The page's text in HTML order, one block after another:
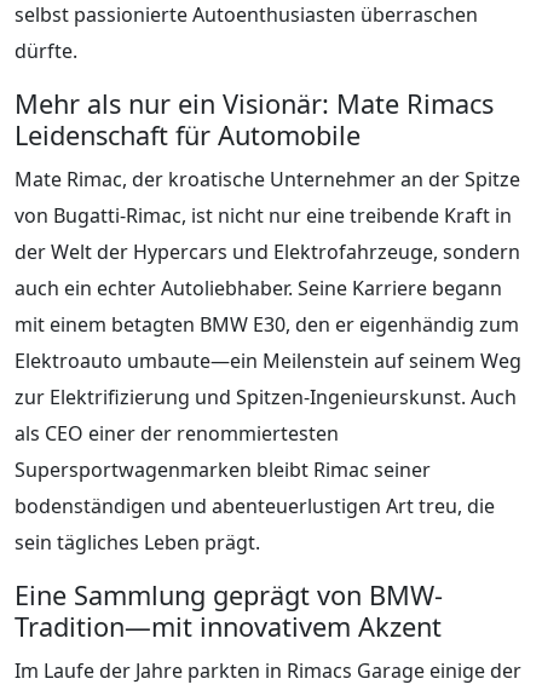
selbst passionierte Autoenthusiasten überraschen
dürfte.
Mehr als nur ein Visionär: Mate Rimacs
Leidenschaft für Automobile
Mate Rimac, der kroatische Unternehmer an der Spitze
von Bugatti-Rimac, ist nicht nur eine treibende Kraft in
der Welt der Hypercars und Elektrofahrzeuge, sondern
auch ein echter Autoliebhaber. Seine Karriere begann
mit einem betagten BMW E30, den er eigenhändig zum
Elektroauto umbaute—ein Meilenstein auf seinem Weg
zur Elektrifizierung und Spitzen-Ingenieurskunst. Auch
als CEO einer der renommiertesten
Supersportwagenmarken bleibt Rimac seiner
bodenständigen und abenteuerlustigen Art treu, die
sein tägliches Leben prägt.
Eine Sammlung geprägt von BMW-
Tradition—mit innovativem Akzent
Im Laufe der Jahre parkten in Rimacs Garage einige der